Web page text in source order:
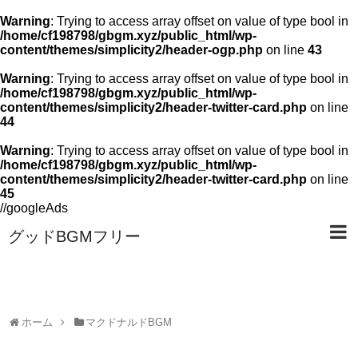
Warning: Trying to access array offset on value of type bool in
/home/cf198798/gbgm.xyz/public_html/wp-
content/themes/simplicity2/header-ogp.php on line 43
Warning: Trying to access array offset on value of type bool in
/home/cf198798/gbgm.xyz/public_html/wp-
content/themes/simplicity2/header-twitter-card.php on line
44
Warning: Trying to access array offset on value of type bool in
/home/cf198798/gbgm.xyz/public_html/wp-
content/themes/simplicity2/header-twitter-card.php on line
45
//googleAds
グッドBGMフリー
ホーム マクドナルドBGM